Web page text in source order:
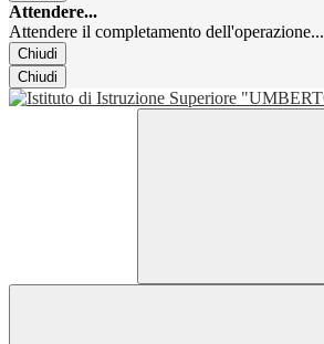
Attendere...
Attendere il completamento dell'operazione...
Chiudi
Chiudi